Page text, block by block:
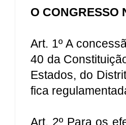
O
Art. 1º A
40 da
Estados, do
fica
Art. 2º Para os